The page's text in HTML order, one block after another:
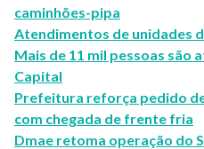
caminhões-pipa
Atendimentos de unidades
Mais de 11 mil pessoas são
Capital
Prefeitura reforça pedido
com chegada de frente fria
Dmae retoma operação do